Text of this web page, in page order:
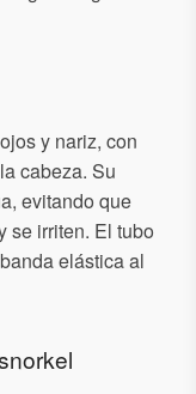
y nariz, con
cabeza. Su
evitando que
se irriten. El tubo
elástica al